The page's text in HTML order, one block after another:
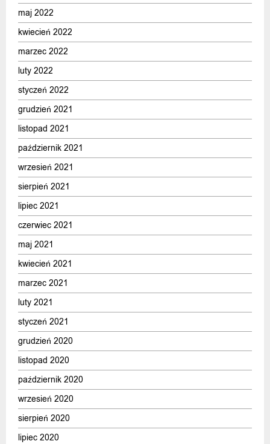
maj 2022
kwiecień 2022
marzec 2022
luty 2022
styczeń 2022
grudzień 2021
listopad 2021
październik 2021
wrzesień 2021
sierpień 2021
lipiec 2021
czerwiec 2021
maj 2021
kwiecień 2021
marzec 2021
luty 2021
styczeń 2021
grudzień 2020
listopad 2020
październik 2020
wrzesień 2020
sierpień 2020
lipiec 2020